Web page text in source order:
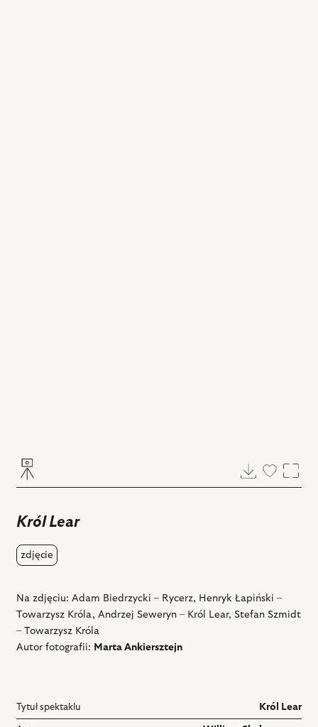
Pobierz
Dodaj
Król Lear
zdjęcie
Na zdjęciu: Adam Biedrzycki – Rycerz, Henryk Łapiński –
Towarzysz Króla, Andrzej Seweryn – Król Lear, Stefan Szmidt
– Towarzysz Króla
Autor fotografii: Marta Ankiersztejn
Tytuł spektaklu Król Lear